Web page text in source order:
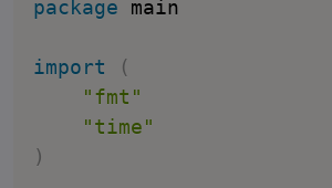
package main
import
(
"fmt"
"time"
)